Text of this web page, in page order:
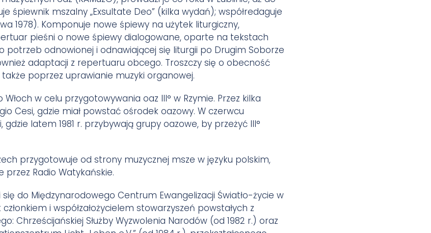
śpiewnik mszalny „Exsultate Deo” (kilka wydań); współredaguje
1978). Komponuje nowe śpiewy na użytek liturgiczny,
pieśni o nowe śpiewy dialogowane, oparte na tekstach
potrzeb odnowionej i odnawiającej się liturgii po Drugim Soborze
adaptacji z repertuaru obcego. Troszczy się o obecność
poprzez uprawianie muzyki organowej.
Włoch w celu przygotowywania oaz III° w Rzymie. Przez kilka
Cesi, gdzie miał powstać ośrodek oazowy. W czerwcu
latem 1981 r. przybywają grupy oazowe, by przeżyć III°
przygotowuje od strony muzycznej msze w języku polskim,
Radio Watykańskie.
się do Międzynarodowego Centrum Ewangelizacji Światło-życie w
i współzałożycielem stowarzyszeń powstałych z
Chrześcijańskiej Służby Wyzwolenia Narodów (od 1982 r.) oraz